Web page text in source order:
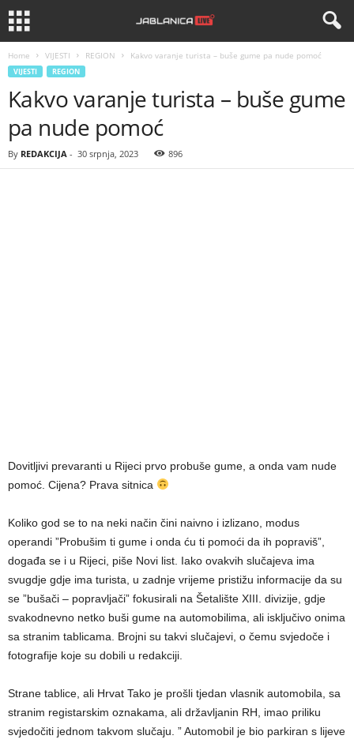
Home VIJESTI REGION Kakvo varanje turista – buše gume pa nude pomoć
VIJESTI REGION
Kakvo varanje turista – buše gume
pa nude pomoć
By REDAKCIJA - 30 srpnja, 2023 896
Dovitljivi prevaranti u Rijeci prvo probuše gume, a onda vam nude
pomoć. Cijena? Prava sitnica
Koliko god se to na neki način čini naivno i izlizano, modus
operandi ”Probušim ti gume i onda ću ti pomoći da ih popraviš”,
događa se i u Rijeci, piše Novi list. Iako ovakvih slučajeva ima
svugdje gdje ima turista, u zadnje vrijeme pristižu informacije da su
se ”bušači – popravljači” fokusirali na Šetalište XIII. divizije, gdje
svakodnevno netko buši gume na automobilima, ali isključivo onima
sa stranim tablicama. Brojni su takvi slučajevi, o čemu svjedoče i
fotografije koje su dobili u redakciji.
Strane tablice, ali Hrvat Tako je prošli tjedan vlasnik automobila, sa
stranim registarskim oznakama, ali državljanin RH, imao priliku
svjedočiti jednom takvom slučaju. ” Automobil je bio parkiran s lijeve